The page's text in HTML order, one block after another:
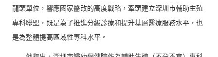
龍頭單位，響應國家醫改的高度戰略，牽頭建立深圳市輔助生殖
專科聯盟，既是為了推進分級診療和提升基層醫療服務水平，也
是為整體提高區域性專科水平。